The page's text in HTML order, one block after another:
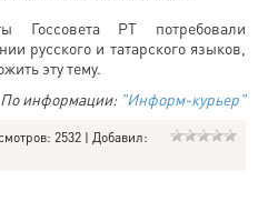
Госсовета РТ потребовали
русского и татарского языков,
эту тему.
По информации: "Информ-курьер"
: 2532 | Добавил: